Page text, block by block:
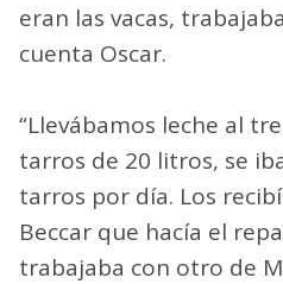
eran las vacas,
cuenta Oscar.
“Llevábamos leche al
tarros de 20 litros, se
tarros por día. Los
Beccar que hacía el
trabajaba con otro de